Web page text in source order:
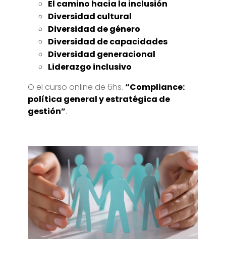
El camino hacia la inclusión
Diversidad cultural
Diversidad de género
Diversidad de capacidades
Diversidad generacional
Liderazgo inclusivo
O el curso online de 6hs. “Compliance:
política general y estratégica de
gestión”.